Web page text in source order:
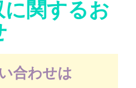
関するお
合わせは